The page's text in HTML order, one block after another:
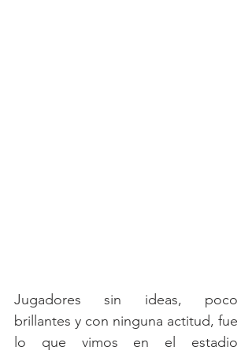
Jugadores sin ideas, poco
brillantes y con ninguna actitud, fue
lo que vimos en el estadio